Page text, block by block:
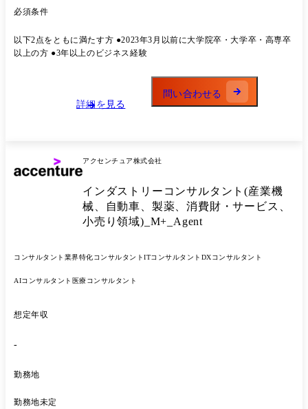
ジェクト事例】 ◆戦略 ・大手製造メーカー:事業戦略策定支援(社長含む
プロダクトの事業性評価/企画開発推進 ・大手エネルギー会社:CVC立ち
上げにおける戦略策定～推進 ・大手流通会社:特定事業における流通改
測業務のモデル化/標準化支援 ・大手生命保険会社:生成AI活用した全社
の業務改革/コスト削減支援 ・大手食品メーカー:利益率改善のための価
用プロジェクト ・大手小売業:ビジネスプラットフォームTiDBマイグレ
ーション支援 ・大手製薬企業:DTxプラットフォーム構築支援 ・総合エ
ンタメ企業:販売管理システム刷新PJにおけるPMO支援 ・AIベンチャ
ー:AIソリューションを用いた戦略/実行コンサルティング
必須条件
以下2点をともに満たす方 ●2023年3月以前に大学院卒・大学卒・高専卒
以上の方 ●3年以上のビジネス経験
詳細を見る
問い合わせる
アクセンチュア株式会社
インダストリーコンサルタント(産業機
械、自動車、製薬、消費財・サービス、
小売り領域)_M+_Agent
コンサルタント 業界特化コンサルタントITコンサルタント DXコンサルタント
AIコンサルタント 医療コンサルタント
想定年収
-
勤務地
勤務地未定